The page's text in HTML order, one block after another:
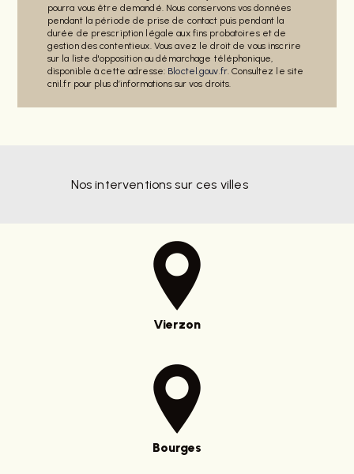
pourra vous être demandé. Nous conservons vos données
pendant la période de prise de contact puis pendant la
durée de prescription légale aux fins probatoires et de
gestion des contentieux. Vous avez le droit de vous inscrire
sur la liste d'opposition au démarchage téléphonique,
disponible à cette adresse: Bloctel.gouv.fr. Consultez le site
cnil.fr pour plus d’informations sur vos droits.
Nos interventions sur ces villes
Vierzon
Bourges